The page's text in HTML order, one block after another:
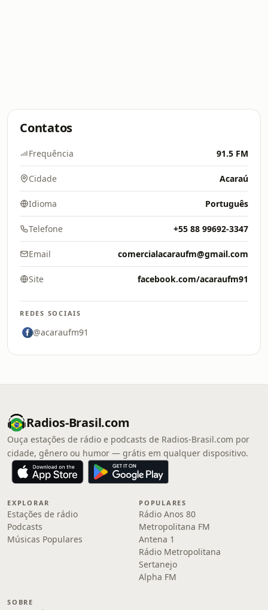
Contatos
Frequência 91.5 FM
Cidade Acaraú
Idioma Português
Telefone +55 88 99692-3347
Email comercialacaraufm@gmail.com
Site facebook.com/acaraufm91
REDES SOCIAIS
@acaraufm91
Radios-Brasil.com
Ouça estações de rádio e podcasts de Radios-Brasil.com por
cidade, gênero ou humor — grátis em qualquer dispositivo.
EXPLORAR
Estações de rádio
Podcasts
Músicas Populares
POPULARES
Rádio Anos 80
Metropolitana FM
Antena 1
Rádio Metropolitana
Sertanejo
Alpha FM
SOBRE